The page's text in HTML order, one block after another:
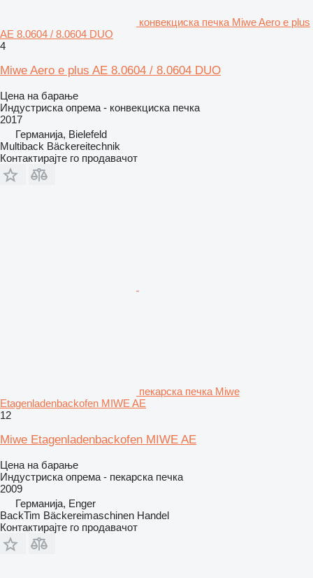
конвекциска печка Miwe Aero e plus
AE 8.0604 / 8.0604 DUO
4
Miwe Aero e plus AE 8.0604 / 8.0604 DUO
Цена на барање
Индустриска опрема - конвекциска печка
2017
Германија, Bielefeld
Multiback Bäckereitechnik
Контактирајте го продавачот
пекарска печка Miwe
Etagenladenbackofen MIWE AE
12
Miwe Etagenladenbackofen MIWE AE
Цена на барање
Индустриска опрема - пекарска печка
2009
Германија, Enger
BackTim Bäckereimaschinen Handel
Контактирајте го продавачот